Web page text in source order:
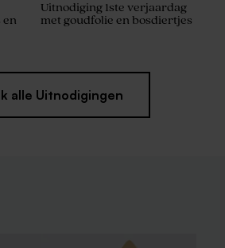
en
Uitnodiging 1ste verjaardag
met goudfolie en bosdiertjes
alle Uitnodigingen